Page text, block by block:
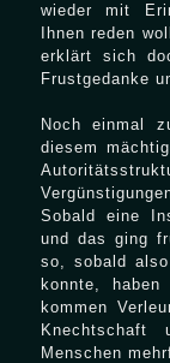
wieder mit
Ihnen reden
erklärt sich
Frustgedanke
Noch einmal
diesem
Sobald eine
und das ging
so, sobald
konnte,
kommen
Menschen